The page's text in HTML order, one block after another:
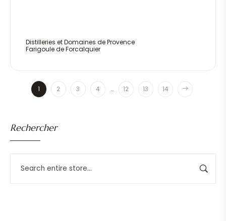
Rechercher
Distilleries et Domaines de Provence
Farigoule de Forcalquier
1 2 3 4 … 12 13 14